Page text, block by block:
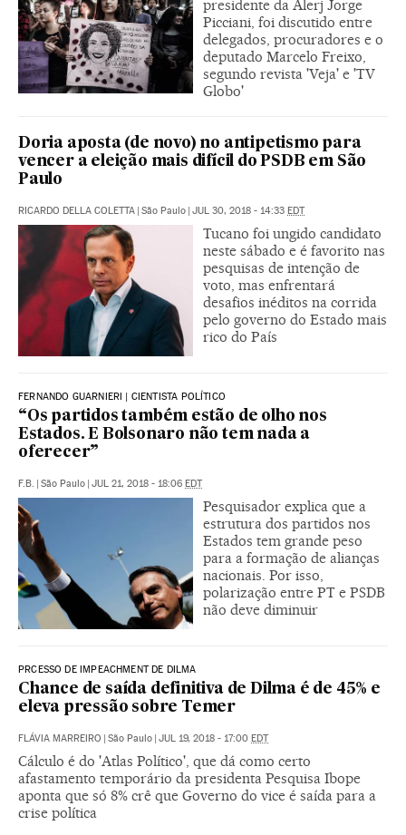
presidente da Alerj Jorge
Picciani, foi discutido entre
delegados, procuradores e o
deputado Marcelo Freixo,
segundo revista 'Veja' e 'TV
Globo'
Doria aposta (de novo) no antipetismo para
vencer a eleição mais difícil do PSDB em São
Paulo
RICARDO DELLA COLETTA | São Paulo | JUL 30, 2018 - 14:33 EDT
Tucano foi ungido candidato
neste sábado e é favorito nas
pesquisas de intenção de
voto, mas enfrentará
desafios inéditos na corrida
pelo governo do Estado mais
rico do País
FERNANDO GUARNIERI | CIENTISTA POLÍTICO
“Os partidos também estão de olho nos
Estados. E Bolsonaro não tem nada a
oferecer”
F.B. | São Paulo | JUL 21, 2018 - 18:06 EDT
Pesquisador explica que a
estrutura dos partidos nos
Estados tem grande peso
para a formação de alianças
nacionais. Por isso,
polarização entre PT e PSDB
não deve diminuir
PRCESSO DE IMPEACHMENT DE DILMA
Chance de saída definitiva de Dilma é de 45% e
eleva pressão sobre Temer
FLÁVIA MARREIRO | São Paulo | JUL 19, 2018 - 17:00 EDT
Cálculo é do 'Atlas Político', que dá como certo
afastamento temporário da presidenta Pesquisa Ibope
aponta que só 8% crê que Governo do vice é saída para a
crise política